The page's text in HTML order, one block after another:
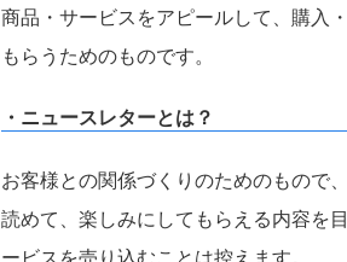
商品・サービスをアピールして、購入
もらうためのものです。
・ニュースレターとは？
お客様との関係づくりのためのもので
読めて、楽しみにしてもらえる内容を
ービスを売り込むことは控えます。